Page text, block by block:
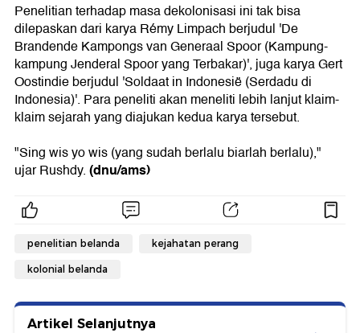
Penelitian terhadap masa dekolonisasi ini tak bisa
dilepaskan dari karya Rémy Limpach berjudul 'De
Brandende Kampongs van Generaal Spoor (Kampung-
kampung Jenderal Spoor yang Terbakar)', juga karya Gert
Oostindie berjudul 'Soldaat in Indonesië (Serdadu di
Indonesia)'. Para peneliti akan meneliti lebih lanjut klaim-
klaim sejarah yang diajukan kedua karya tersebut.
"Sing wis yo wis (yang sudah berlalu biarlah berlalu),"
ujar Rushdy.(dnu/ams)
penelitian belanda kejahatan perang
kolonial belanda
Artikel Selanjutnya